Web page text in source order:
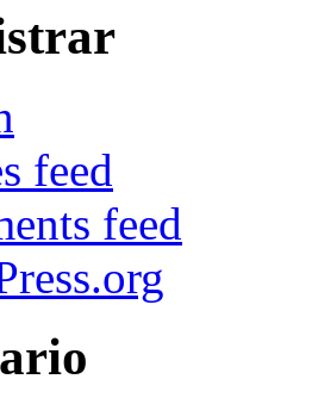
feed
feed